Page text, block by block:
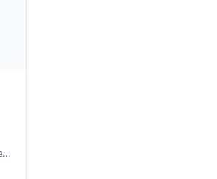
Piscina deportiva en Manizales con programas de natación para todas las edades.